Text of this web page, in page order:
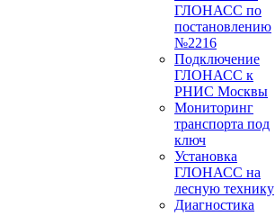
ГЛОНАСС по
постановлению
№2216
Подключение
ГЛОНАСС к
РНИС Москвы
Мониторинг
транспорта под
ключ
Установка
ГЛОНАСС на
лесную технику
Диагностика